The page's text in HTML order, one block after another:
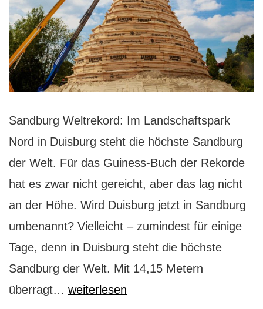
Sandburg Weltrekord: Im Landschaftspark
Nord in Duisburg steht die höchste Sandburg
der Welt. Für das Guiness-Buch der Rekorde
hat es zwar nicht gereicht, aber das lag nicht
an der Höhe. Wird Duisburg jetzt in Sandburg
umbenannt? Vielleicht – zumindest für einige
Tage, denn in Duisburg steht die höchste
Sandburg der Welt. Mit 14,15 Metern
überragt… Sandburg-
weiterlesen